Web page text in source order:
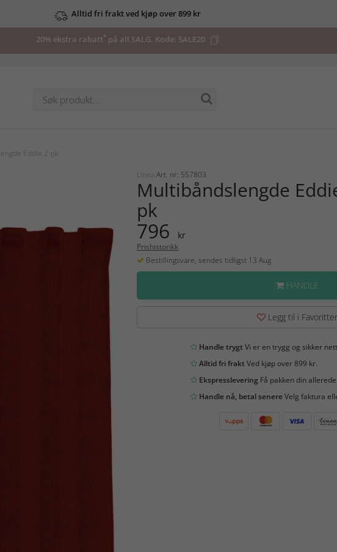
Alltid fri frakt ved kjøp over 899 kr
20% ekstra rabatt* på all SALG. Kode: SALE20
Eddie 2-pk
Linea Art. nr: 557803
Multibåndslengde
pk
796 kr
Prishistorikk
Bestillingsvare, sendes tidligst 13 Aug
HANDLE
Legg til i Favoritter
Handle trygtVi er en trygg og sikker
Alltid fri fraktVed kjøp over 899 kr.
EkspressleveringFå pakken din
Handle nå, betal senereVelg faktura